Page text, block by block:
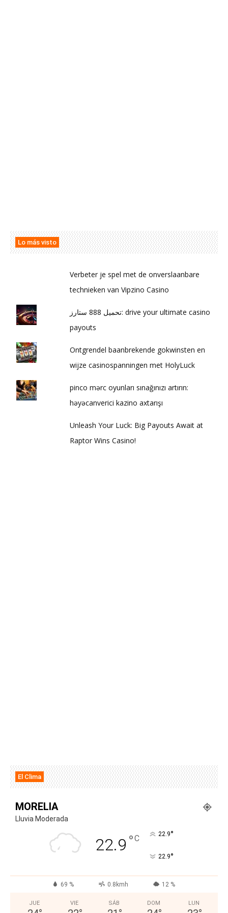
Lo más visto
Verbeter je spel met de onverslaanbare
technieken van Vipzino Casino
تحميل 888 ستارز: drive your ultimate casino
payouts
Ontgrendel baanbrekende gokwinsten en
wijze casinospanningen met HolyLuck
pinco mərc oyunları sınağınızı artırın:
həyəcanverici kazino axtarışı
Unleash Your Luck: Big Payouts Await at
Raptor Wins Casino!
El Clima
MORELIA
Lluvia Moderada
22.9 °C 22.9°
22.9°
69 % 0.8kmh 12 %
JUE VIE SÁB DOM LUN